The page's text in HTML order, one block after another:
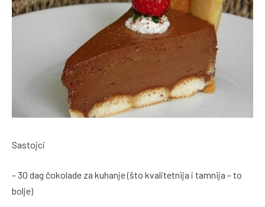
Sastojci
– 30 dag čokolade za kuhanje (što kvalitetnija i tamnija – to
bolje)